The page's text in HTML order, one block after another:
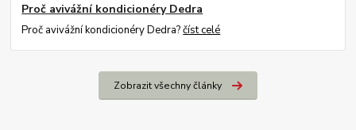
Proč avivážní kondicionéry Dedra
Proč avivážní kondicionéry Dedra?číst celé
Zobrazit všechny články